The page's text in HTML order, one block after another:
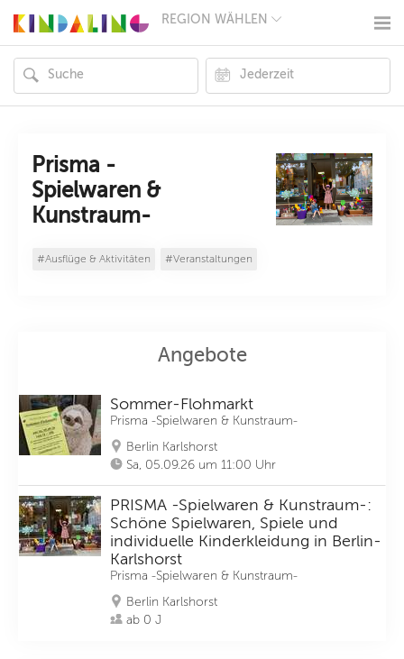
REGION WÄHLEN
MÜNCHEN
HAMBURG
FRANKFURT
KÖLN
ZÜRICH
Prisma -
Spielwaren &
Kunstraum-
#Ausflüge & Aktivitäten #Veranstaltungen
Angebote
Sommer-Flohmarkt
Prisma -Spielwaren & Kunstraum-
Berlin Karlshorst
Sa, 05.09.26 um 11:00 Uhr
PRISMA -Spielwaren & Kunstraum-:
Schöne Spielwaren, Spiele und
individuelle Kinderkleidung in Berlin-
Karlshorst
Prisma -Spielwaren & Kunstraum-
Berlin Karlshorst
ab 0 J